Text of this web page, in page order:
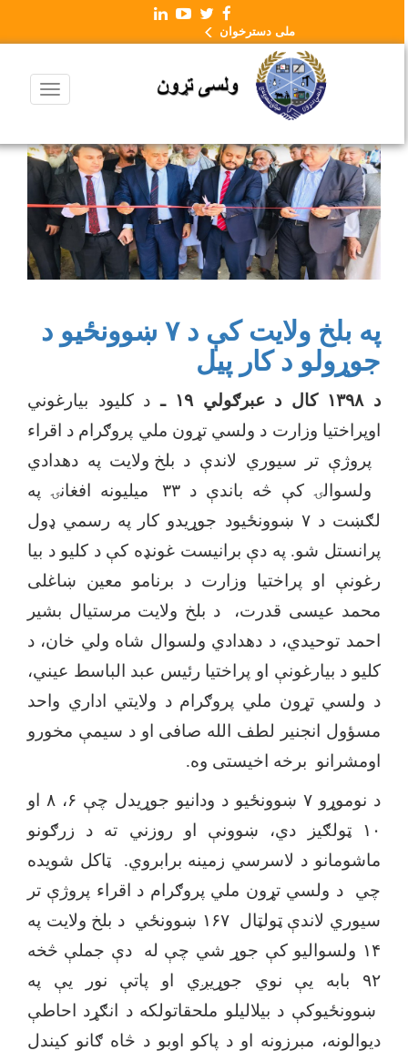
ملی دسترخوان
په بلخ ولایت کې د ۷ ښوونځیو د
جوړولو د کار پیل
د ۱۳۹۸ کال د عبرګولي ۱۹ ـ
د کلیود بیارغوني
اوپراختیا وزارت د ولسي تړون ملي پروګرام د اقرا ء
پروژې تر سیوري لاندې د
بلخ ولایت په دهدادي
ولسوالۍ کې څه باندې د ۳۳ میلیونه افغانۍ په
لګښت د ۷ ښوونځیود جوړیدو کار
په رسمي ډول
پرانستل شو. په دې برانیست غونډه کې د کلیو د بیا
رغونې او پراختیا وزارت د برنامو معین ښاغلی
محمد عیسی قدرت، د بلخ ولایت مرستیال بشیر
احمد توحیدي، د دهدادي ولسوال شاه ولي خان، د
کلیو د بیارغونې او پراختیا رئیس عبد الباسط عیني،
د ولسي تړون ملي پروګرام د ولایتي اداري واحد
مسؤول انجنیر لطف الله صافی او د سیمې مخورو
اومشرانو برخه اخیستی وه.
د نوموړو ۷ ښوونځیو د ودانیو جوړیدل چې ۶، ۸ او
۱۰ ټولګیز دي، ښوونې او روزني ته د زرګونو
ماشومانو د لاسرسي زمینه برابروي. ټاکل شویده
چي د ولسي تړون ملي پروګرام د اقراء پروژې تر
سیوري لاندې ټولټال ۱۶۷ ښوونځي د بلخ ولایت په
۱۴ ولسوالیو کې جوړ شي چې له دې جملې څخه
۹۲ بابه یې نوي جوړیږي او پاتې نور یې په
ښوونځيوکې د بیلالیلو ملحقاتولکه د انګړد احاطې
دیوالونه، مبرزونه او د پاکو اوبو د څاه ګانو کیندل